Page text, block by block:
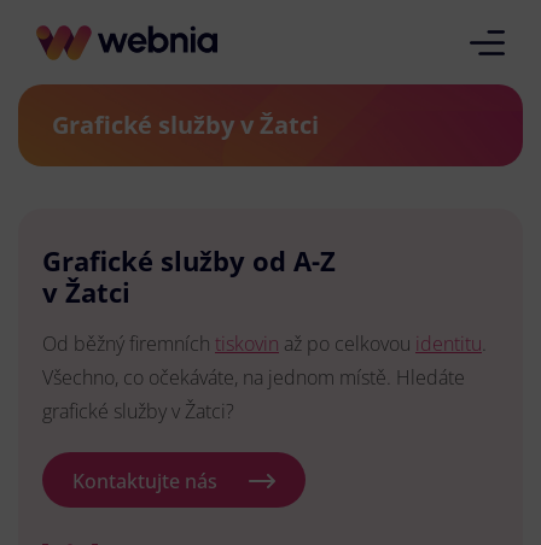
Grafické služby v Žatci
Grafické služby od A-Z
v Žatci
Od běžný firemních tiskovin až po celkovou identitu.
Všechno, co očekáváte, na jednom místě. Hledáte
grafické služby v Žatci?
Kontaktujte nás